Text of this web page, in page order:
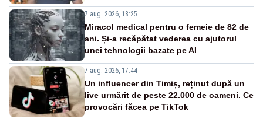
7 aug. 2026, 18:25
Miracol medical pentru o femeie de 82 de
ani. Și-a recăpătat vederea cu ajutorul
unei tehnologii bazate pe AI
7 aug. 2026, 17:44
Un influencer din Timiș, reținut după un
live urmărit de peste 22.000 de oameni. Ce
provocări făcea pe TikTok